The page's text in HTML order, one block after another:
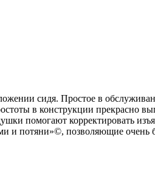
сидя. Простое в
в конструкции прекрасно
помогают корректировать
потяни»©, позволяющие очень